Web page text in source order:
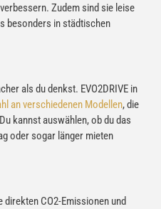
Zudem sind sie leise
besonders in städtischen
als du denkst. EVO2DRIVE in
an verschiedenen Modellen, die
kannst auswählen, ob du das
oder sogar länger mieten
direkten CO2-Emissionen und